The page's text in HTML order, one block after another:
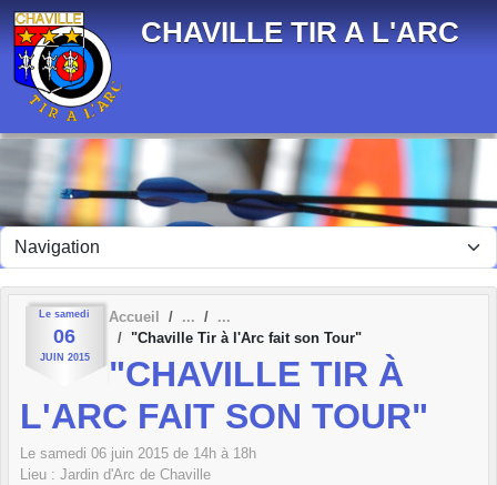
CHAVILLE TIR A L'ARC
Le samedi
06
JUIN 2015
Accueil
"Chaville Tir à l'Arc fait son Tour"
"CHAVILLE TIR À
L'ARC FAIT SON TOUR"
Le samedi 06 juin 2015 de 14h à 18h
Lieu : Jardin d'Arc de Chaville
Panneau de gestion des cookies